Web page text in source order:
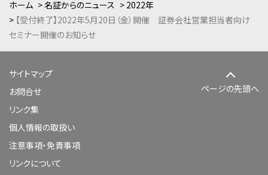
ホーム 名証からのニュース
2022年
【受付終了】2022年5月20日（金）開催 証券会社営業担当者向け
セミナー開催のお知らせ
サイトマップ
お問合せ
リンク集
個人情報の取扱い
注意事項・免責事項
リンクについて
ページの先頭へ